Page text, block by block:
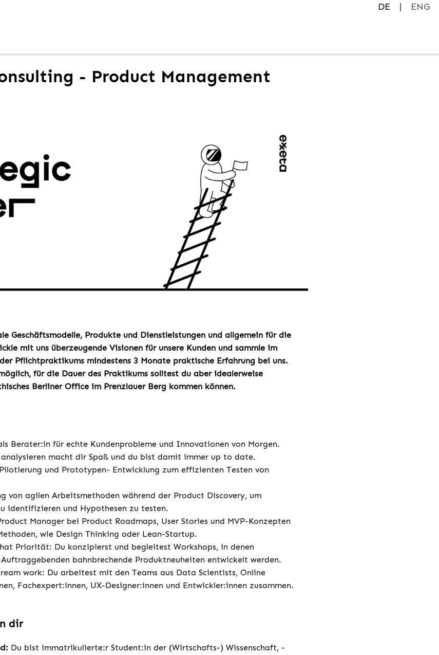
DE
ENG
- Product Management
Geschäftsmodelle, Produkte und Dienstleistungen und allgemein für die
mit uns überzeugende Visionen für unsere Kunden und sammle im
Pflichtpraktikums mindestens 3 Monate praktische Erfahrung bei uns.
für die Dauer des Praktikums solltest du aber idealerweise
Berliner Office im Prenzlauer Berg kommen können.
Berater:in für echte Kundenprobleme und Innovationen von Morgen.
macht dir Spaß und du bist damit immer up to date.
und Prototypen- Entwicklung zum effizienten Testen von
von agilen Arbeitsmethoden während der Product Discovery, um
identifizieren und Hypothesen zu testen.
Manager bei Product Roadmaps, User Stories und MVP-Konzepten
wie Design Thinking oder Lean-Startup.
Priorität: Du konzipierst und begleitest Workshops, in denen
bahnbrechende Produktneuheiten entwickelt werden.
work: Du arbeitest mit den Teams aus Data Scientists, Online
Fachexpert:innen, UX-Designer:innen und Entwickler:innen zusammen.
dir
Du bist immatrikulierte:r Student:in der (Wirtschafts-) Wissenschaft, -